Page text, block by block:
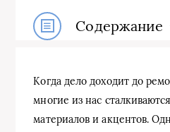
Содержание
Когда дело доходит до
многие из нас
материалов и акцентов.